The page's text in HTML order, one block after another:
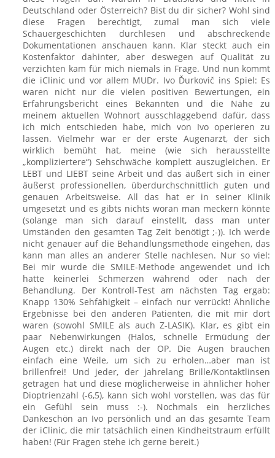
Deutschland oder Österreich? Bist du dir sicher? Wohl sind
diese Fragen berechtigt, zumal man sich viele
Schauergeschichten durchlesen und abschreckende
Dokumentationen anschauen kann. Klar steckt auch ein
Kostenfaktor dahinter, aber deswegen auf Qualität zu
verzichten kam für mich niemals in Frage. Und nun kommt
die iClinic und vor allem MUDr. Ivo Ďurkovič ins Spiel: Es
waren nicht nur die vielen positiven Bewertungen, ein
Erfahrungsbericht eines Bekannten und die Nähe zu
meinem aktuellen Wohnort ausschlaggebend dafür, dass
ich mich entschieden habe, mich von Ivo operieren zu
lassen. Vielmehr war er der erste Augenarzt, der sich
wirklich bemüht hat, meine (wie sich herausstellte
„kompliziertere“) Sehschwäche komplett auszugleichen. Er
LEBT und LIEBT seine Arbeit und das äußert sich in einer
äußerst professionellen, überdurchschnittlich guten und
genauen Arbeitsweise. All das hat er in seiner Klinik
umgesetzt und es gibts nichts woran man meckern könnte
(solange man sich darauf einstellt, dass man unter
Umständen den gesamten Tag Zeit benötigt ;-)). Ich werde
nicht genauer auf die Behandlungsmethode eingehen, das
kann man alles an anderer Stelle nachlesen. Nur so viel:
Bei mir wurde die SMILE-Methode angewendet und ich
hatte keinerlei Schmerzen während oder nach der
Behandlung. Der Kontroll-Test am nächsten Tag ergab:
Knapp 130% Sehfähigkeit – einfach nur verrückt! Ähnliche
Ergebnisse bei den anderen Patienten, die mit mir dort
waren (sowohl SMILE als auch Z-LASIK). Klar, es gibt ein
paar Nebenwirkungen (Halos, schnelle Ermüdung der
Augen etc.) direkt nach der OP. Die Augen brauchen
einfach eine Weile, um sich zu erholen…aber man ist
brillenfrei! Und jeder, der jahrelang Brille/Kontaktlinsen
getragen hat und diese möglicherweise in ähnlicher hoher
Dioptrienzahl (-6,5), kann sich wohl vorstellen, was das für
ein Gefühl sein muss :-). Nochmals ein herzliches
Dankeschön an Ivo persönlich und an das gesamte Team
der iClinic, die mir tatsächlich einen Kindheitstraum erfüllt
haben! (Für Fragen stehe ich gerne bereit.)